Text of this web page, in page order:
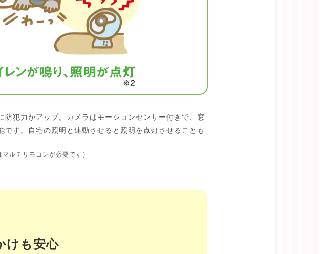
犯力がアップ。カメラはモーションセンサー付きで、窓
す。自宅の照明と連動させると照明を点灯させることも
ルチリモコンが必要です）
けも安心